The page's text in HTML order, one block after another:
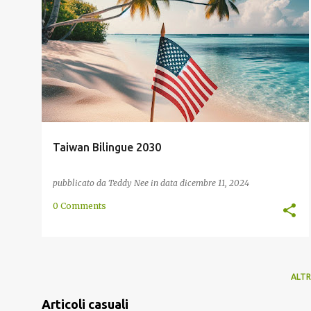
Taiwan Bilingue 2030
pubblicato da Teddy Nee in data dicembre 11, 2024
ASIA ORIENTALE BILINGUE ISTRUZIONE POLITICA
+
TAIWAN
0 Comments
Articoli casuali